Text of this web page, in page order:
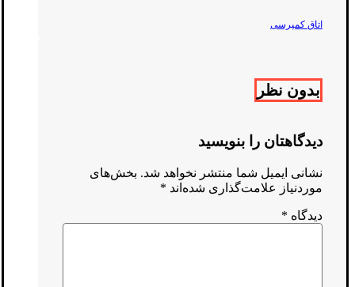
اتاق کمپرسی
بدون نظر
دیدگاهتان را بنویسید
نشانی ایمیل شما منتشر نخواهد شد. بخش‌های
موردنیاز علامت‌گذاری شده‌اند *
دیدگاه *